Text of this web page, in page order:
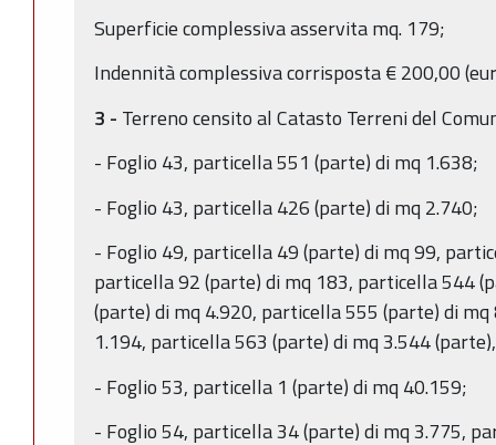
Superficie complessiva asservita mq. 179;
Indennità complessiva corrisposta € 200,00
3 - Terreno censito al Catasto Terreni del
- Foglio 43, particella 551 (parte) di mq 1.638;
- Foglio 43, particella 426 (parte) di mq 2.740;
- Foglio 49, particella 49 (parte) di mq 99,
particella 92 (parte) di mq 183, particella 544
(parte) di mq 4.920, particella 555 (parte) di
1.194, particella 563 (parte) di mq 3.544 (parte),
- Foglio 53, particella 1 (parte) di mq 40.159;
- Foglio 54, particella 34 (parte) di mq 3.775,